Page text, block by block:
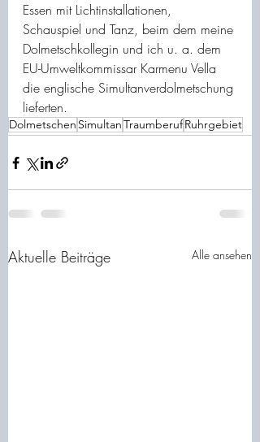
Essen mit Lichtinstallationen,
Schauspiel und Tanz, beim dem meine
Dolmetschkollegin und ich u. a. dem
EU-Umweltkommissar Karmenu Vella
die englische Simultanverdolmetschung
lieferten.
Dolmetschen SimultanTraumberufRuhrgebiet
Aktuelle Beiträge Alle ansehen